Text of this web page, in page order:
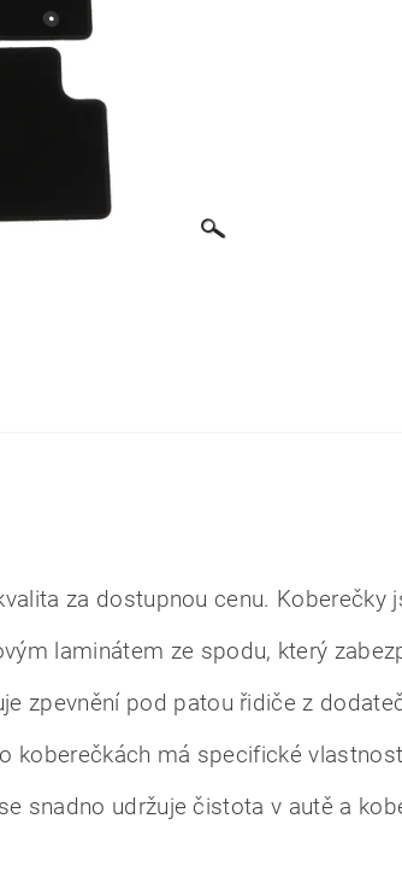
za dostupnou cenu. Koberečky
laminátem ze spodu, který
zpevnění pod patou řidiče z
koberečkách má specifické
snadno udržuje čistota v autě a